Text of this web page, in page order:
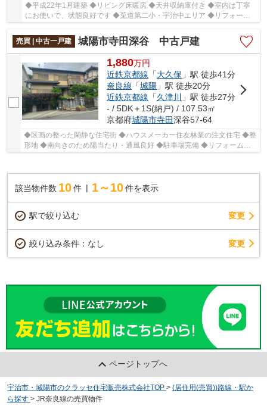
◆平成22年1月建築 ◆リビング床暖房 ◆天井収納庫付き ◆室内は丁寧
にお使いで、状態良好です ◆莵道第二小・宇治中エリア ◆リフォーム
売買 | 中古一戸建
城陽市寺田深谷 中古戸建
1,880万円
近鉄京都線 「大久保 」駅 徒歩41分
奈良線 「城陽 」駅 徒歩20分
近鉄京都線 「久津川
」駅 徒歩27分
- / 5DK＋1S(納戸) / 107.53㎡
京都府城陽市寺田深谷57-64
◆区画の整った閑静な住宅街 ◆ハウスメーカー住友林業の注文住宅 ◆整
形地 ◆南向きのため陽当たり・通風良好 ◆駐車場完備 ◆リフォームや
リノベーションについてもお気軽にご相談ください
該当物件数 10件 1～10 件を表示
駅で絞り込む 変更
絞り込み条件： なし 変更
ページトップへ
宇治市・城陽市のクラッセ住宅販売株式会社TOP > (居住用(売買))路線・駅か
ら探す > JR奈良線の売買物件